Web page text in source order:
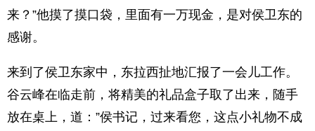
来？”他摸了摸口袋，里面有一万现金，是对侯卫东的
感谢。
来到了侯卫东家中，东拉西扯地汇报了一会儿工作。
谷云峰在临走前，将精美的礼品盒子取了出来，随手
放在桌上，道：”侯书记，过来看您，这点小礼物不成